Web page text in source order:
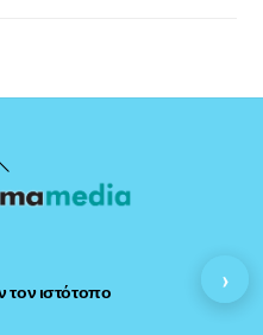
τον ιστότοπο ›